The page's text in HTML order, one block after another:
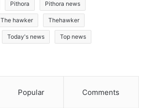
Pithora Pithora news
The hawker Thehawker
Today's news Top news
Popular Comments